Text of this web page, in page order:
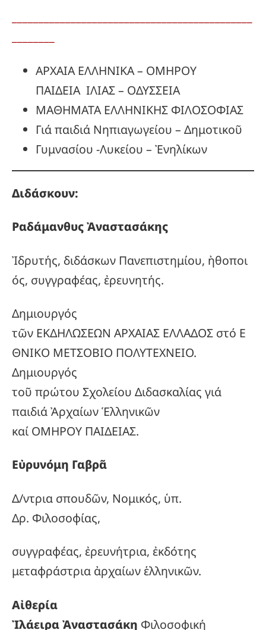
ΑΡΧΑΙΑ ΕΛΛΗΝΙΚΑ – ΟΜΗΡΟΥ
ΠΑΙΔΕΙΑ ΙΛΙΑΣ – ΟΔΥΣΣΕΙΑ
ΜΑΘΗΜΑΤΑ ΕΛΛΗΝΙΚΗΣ ΦΙΛΟΣΟΦΙΑΣ
Γιά παιδιά Νηπιαγωγείου – Δημοτικοῦ
Γυμνασίου -Λυκείου – Ἐνηλίκων
Διδάσκουν:
ΡαδάμανθυςἈναστασάκης
Ἰδρυτής, διδάσκων Πανεπιστημίου, ἠθοποι
ός, συγγραφέας, ἐρευνητής.
Δημιουργός
τῶν ΕΚΔΗΛΩΣΕΩΝ ΑΡΧΑΙΑΣ ΕΛΛΑΔΟΣ στό Ε
ΘΝΙΚΟ ΜΕΤΣΟΒΙΟ ΠΟΛΥΤΕΧΝΕΙΟ.
Δημιουργός
τοῦ πρώτου Σχολείου Διδασκαλίας γιά
παιδιά Ἀρχαίων Ἑλληνικῶν
καί ΟΜΗΡΟΥ ΠΑΙΔΕΙΑΣ.
Εὐρυνόμη Γαβρᾶ
Δ/ντρια σπουδῶν, Νομικός, ὑπ.
Δρ. Φιλοσοφίας,
συγγραφέας, ἐρευνήτρια, ἐκδότης
μεταφράστρια ἀρχαίων ἑλληνικῶν.
Αἰθερία
Ἰλάειρα Ἀναστασάκη Φιλοσοφική